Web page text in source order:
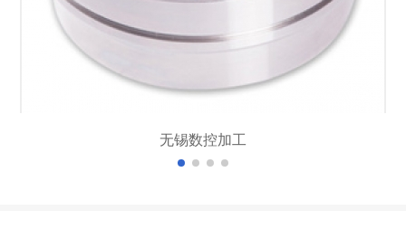
无锡数控加工